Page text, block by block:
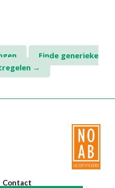
Einde generieke
→
Contact